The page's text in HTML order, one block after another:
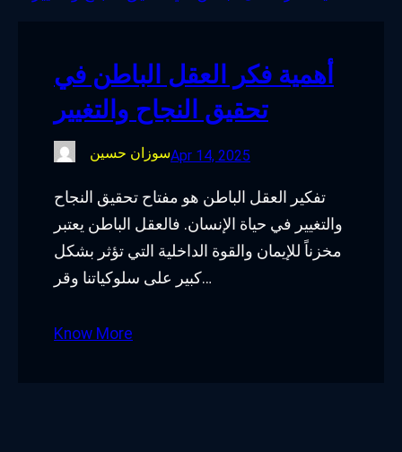
k
a
m
أهمية فكر العقل الباطن في
تحقيق النجاح والتغيير
سوزان حسينApr 14, 2025
تفكير العقل الباطن هو مفتاح تحقيق النجاح
والتغيير في حياة الإنسان. فالعقل الباطن يعتبر
مخزناً للإيمان والقوة الداخلية التي تؤثر بشكل
كبير على سلوكياتنا وقر…
Know More